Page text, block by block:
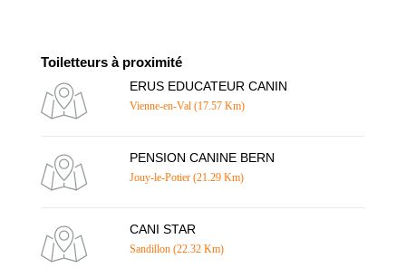
Toiletteurs à proximité
ERUS EDUCATEUR CANIN
Vienne-en-Val (17.57 Km)
PENSION CANINE BERN
Jouy-le-Potier (21.29 Km)
CANI STAR
Sandillon (22.32 Km)